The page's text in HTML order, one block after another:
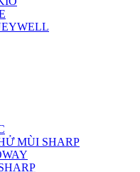
MÙI SHARP